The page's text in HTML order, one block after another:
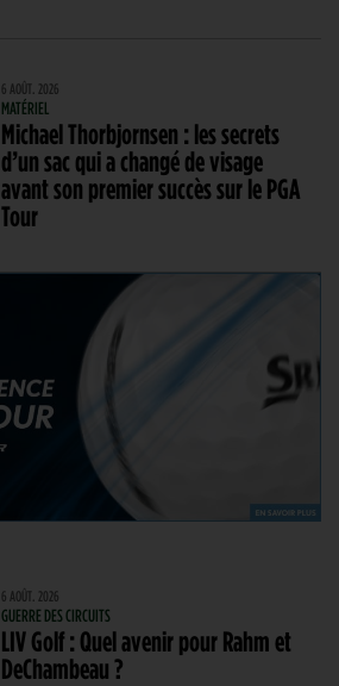
6 AOÛT. 2026
MATÉRIEL
Michael Thorbjornsen : les secrets
d’un sac qui a changé de visage
avant son premier succès sur le PGA
Tour
6 AOÛT. 2026
GUERRE DES CIRCUITS
LIV Golf : Quel avenir pour Rahm et
DeChambeau ?